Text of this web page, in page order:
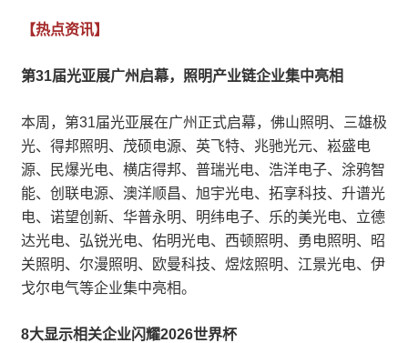
【热点资讯】
第31届光亚展广州启幕，照明产业链企业集中亮相
本周，第31届光亚展在广州正式启幕，佛山照明、三雄极
光、得邦照明、茂硕电源、英飞特、兆驰光元、崧盛电
源、民爆光电、横店得邦、普瑞光电、浩洋电子、涂鸦智
能、创联电源、澳洋顺昌、旭宇光电、拓享科技、升谱光
电、诺望创新、华普永明、明纬电子、乐的美光电、立德
达光电、弘锐光电、佑明光电、西顿照明、勇电照明、昭
关照明、尔漫照明、欧曼科技、煜炫照明、江景光电、伊
戈尔电气等企业集中亮相。
8大显示相关企业闪耀2026世界杯